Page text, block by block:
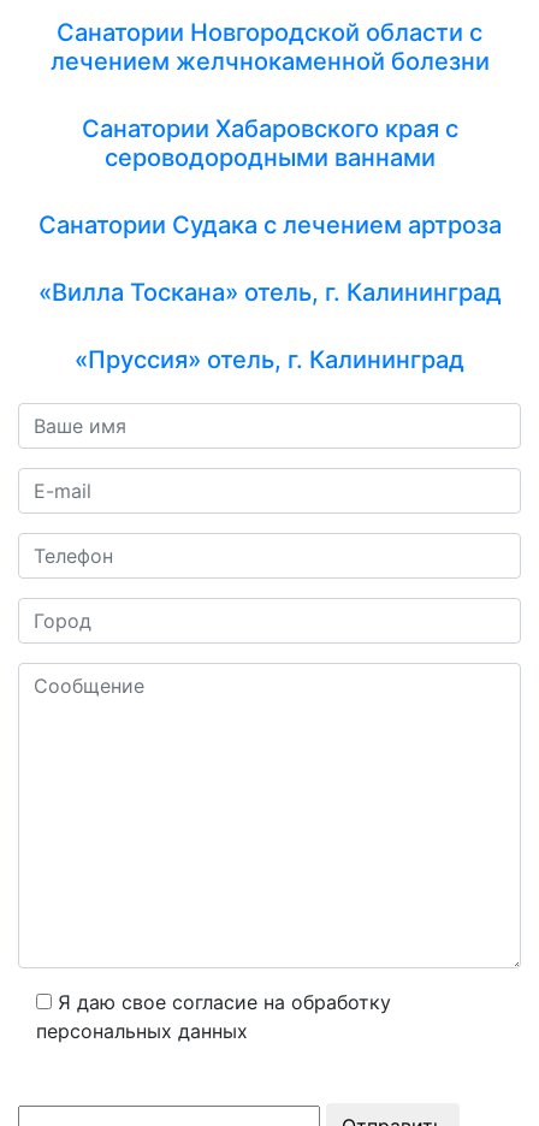
Санатории Новгородской области с
лечением желчнокаменной болезни
Санатории Хабаровского края с
сероводородными ваннами
Санатории Судака с лечением артроза
«Вилла Тоскана» отель, г. Калининград
«Пруссия» отель, г. Калининград
Я даю свое согласие на обработку
персональных данных